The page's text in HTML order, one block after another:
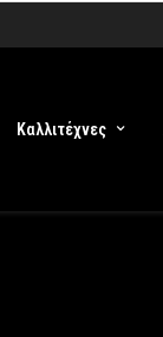
Καλλιτέχνες